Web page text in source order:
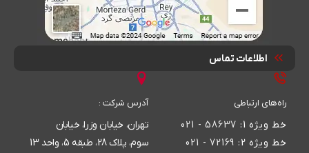
اطلاعات تماس
راه‌های ارتباطی
خط ویژه 1:
58637 - 021
خط ویژه 2:
72169 - 021
آدرس شرکت :
تهران، خیابان وزرا، خیابان
سوم، پلاک 28، طبقه 5، واحد 13